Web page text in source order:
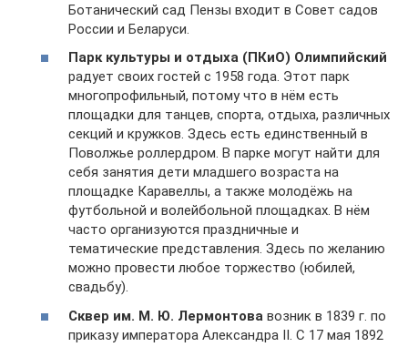
Ботанический сад Пензы входит в Совет садов
России и Беларуси.
Парк культуры и отдыха (ПКиО) Олимпийский
радует своих гостей с 1958 года. Этот парк
многопрофильный, потому что в нём есть
площадки для танцев, спорта, отдыха, различных
секций и кружков. Здесь есть единственный в
Поволжье роллердром. В парке могут найти для
себя занятия дети младшего возраста на
площадке Каравеллы, а также молодёжь на
футбольной и волейбольной площадках. В нём
часто организуются праздничные и
тематические представления. Здесь по желанию
можно провести любое торжество (юбилей,
свадьбу).
Сквер им. М. Ю. Лермонтова возник в 1839 г. по
приказу императора Александра II. С 17 мая 1892